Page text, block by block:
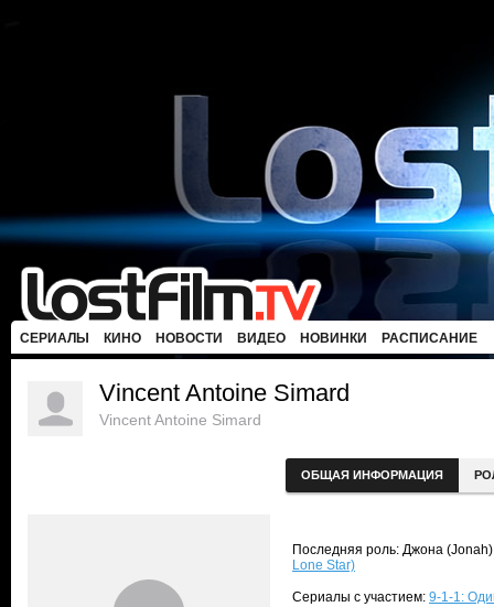
СЕРИАЛЫ КИНО НОВОСТИ ВИДЕО НОВИНКИ РАСПИСАНИЕ
Vincent Antoine Simard
Vincent Antoine Simard
ОБЩАЯ ИНФОРМАЦИЯ
Последняя роль: Джона
Lone Star)
Сериалы с участием: 9-1-1: